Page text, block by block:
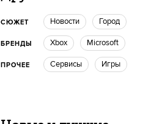
СЮЖЕТ новости город
БРЕНДЫ Xbox Microsoft
ПРОЧЕЕ Сервисы игры